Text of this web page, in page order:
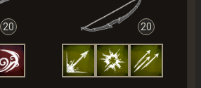
20 20